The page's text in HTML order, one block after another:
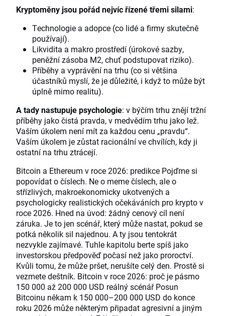
Kryptoměny jsou pořád nejvíc řízené třemi silami:
Technologie a adopce (co lidé a firmy skutečně
používají).
Likvidita a makro prostředí (úrokové sazby,
peněžní zásoba M2, chuť podstupovat riziko).
Příběhy a vyprávění na trhu (co si většina
účastníků myslí, že je důležité, i když to může být
úplně mimo realitu).
A tady nastupuje psychologie: v býčím trhu znějí tržní
příběhy jako čistá pravda, v medvědím trhu jako lež.
Vaším úkolem není mít za každou cenu „pravdu“.
Vaším úkolem je zůstat racionální ve chvílích, kdy ji
ostatní na trhu ztrácejí.
Bitcoin a Ethereum v roce 2026: predikce Pojďme si popovídat o číslech. Ne o meme číslech, ale o střízlivých, makroekonomicky ukotvených a psychologicky realistických očekáváních pro krypto v roce 2026. Hned na úvod: žádný cenový cíl není záruka. Je to jen scénář, který může nastat, pokud se potká několik sil najednou. A ty jsou tentokrát nezvykle zajímavé. Tuhle kapitolu berte spíš jako investorskou předpověď počasí než jako proroctví. Kvůli tomu, že může pršet, nerušíte celý den. Prostě si vezmete deštník. Bitcoin v roce 2026: proč je pásmo 150 000 až 200 000 USD reálný scénář Posun Bitcoinu někam k 150 000–200 000 USD do konce roku 2026 může některým připadat agresivní a jiným naopak konzervativní. Záleží na kontextu. Tento scénář nepotřebuje davovou euforii. Potřebuje sladění několika klíčových faktorů. Co by ho mohlo reálně přiblížit: 1. Silné akciové trhy často vytahují Bitcoin nahoru se zpožděním Bitcoin je čím dál víc navázaný na chuť investorů podstupovat riziko, hlavně v prostředí zvýšené likvidity. Pokud akcie zůstanou silné, nebo v průběhu příštího roku výrazněji ožijí, Bitcoin z toho často těží jako: rizikovější makro aktivum s vyšší citlivostí na trh, prvek diverzifikace v portfoliu, a stále častěji strategická složka portfolia přes ETF. Jakmile investoři začnou vnímat akcie jako „dostatečně bezpečné“, část kapitálu začne hledat možnost vyššího zhodnocení. Bitcoin tuto roli umí velmi dobře naplnit. 2. Slabší americký dolar mění pravidla hry Měkčí, slabší dolar historicky podporuje zejména: komodity, rozvíjející se trhy, a vzácná aktiva, která se obchodují globálně. Bitcoin do téhle skupiny dobře zapadá. Pokud fiskální tlak, zadlužení nebo rozhodnutí v oblasti hospodářské politiky stáhnou dolar níž, Bitcoin bude těžit. Opírá se o jednoduchou matematiku nabídky a poptávky. 3. Růst globální peněžní zásoby (M2) živí inflaci aktiv Likvidita je pro trhy něco jako kyslík. Pokud bude globální peněžní zásoba do roku 2026 dál růst, ať už přes snižování sazeb, stabilizaci bilancí centrálních bank nebo různé formy uvolňování podmínek, tvrdá aktiva mají tendenci přeceňovat se výš. Bitcoin opakovaně ukázal, že na změny likvidity reaguje velmi citlivě. 4. Uvolněnější Fed po Powellovi může hrát větší roli, než si investoři myslí Trhy nečekají na to, až se politika skutečně změní. Obchodují očekávání. Případný posun ve vedení Fedu směrem k růstu více nakloněnému, uvolněnějšímu nastavení, například v rámci administrativy podporované Donaldem Trumpem a ekonomů typu Kevina Hassetta, může posílit přesvědčení, že: finanční stres bude řešen podporou, agresivní utahování měnové politiky je politicky nákladné, a likvidita bude v případě problémů chráněna. Už samotná tahle víra dokáže vytlačit riziková aktiva výš. A Bitcoin v prostředí takového „Fed putu“ prosperuje. 5. Regulace jako podpora, ne hrozba Jasnější regulace v USA snižuje bariéry pro: penzijní fondy, investiční fondy, firmy, a konzervativnější správce majetku. Bitcoin pak začíná méně připomínat „rebelské“ aktivum a víc digitální nástroj pro makro expozici. Tenhle posun vnímání je důležitý. Shrnutí pro Bitcoin v roce 2026 Cenové pásmo 150 000–200 000 USD na konci roku je realistický scénář, pokud se likvidita uvolní, akciové trhy budou spolupracovat a regulace zůstane spíš podpůrná než restriktivní. Volatilita přitom bude prudká a propady ostré. Strukturální poptávka po Bitcoinu ale vypadá silnější než v předchozích cyklech. Ethereum v roce 2026: proč může být cílem 6 000 USD Příběh Etherea je podobný jako u Bitcoinu, ale v několika bodech se liší. Bitcoin je především o penězích a makru. Ethereum je o používání, infrastruktuře a vzácnosti, která vzniká aktivitou v síti. V druhé polovině cyklu (který začal v prosinci 2023) může Ethereum růst i rychleji než Bitcoin. Podobně to proběhlo v býčích cyklech v letech 2017 a 2021. Na tomhle rozdílu záleží. 1. Tokenizace je „domácí hřiště“ Etherea Tokenizace fondů, dluhopisů, privátních úvěrů a vypořádacích vrstev neprobíhá na řetězcích, které stojí jen na rozruchu. Děje se tam, kde: jsou vývojáři, instituce se cítí relativně komfortně, existují nástroje, infrastruktura a ekosystém. Ethereum z tohoto trendu těží přímo, i když si toho drobní investoři často moc nevšímají. Jde o jeden z nejdůležitějších kryptoměnových trendů roku 2026 a záměrně nepůsobí „okázale“. 2. On-chain aktivita posiluje efekt pálení poplatků Mechanismus pálení poplatků na Ethereu (EIP-1559) už není jen teorie na papíře. Když: roste objem transakcí v síti, přidává se aktivita v DeFi, tokenizace nabírá na objemu, růst nabídky ETH se zpomaluje, nebo se při vyšší aktivitě může krátkodobě otočit i do záporu. To není marketingový příběh, ale jednoduchá nabídka a poptávka. Pokud bude aktivita v roce 2026 zvýšená, Ethereum si tiše buduje tlak na vzácnost, ne přes titulky, ale přes počty. 3. Příliv kapitálu do ETF mění profil poptávky Ethereum ETF přidávají: strukturální poptávku, dlouhodobější držitele, méně „emocionální“ kapitál. Volatilitu to z trhu neodstraňuje, ale mění to skladbu investorů – kdo nakupuje a z jakého důvodu. Stabilnější příliv peněz spojený s omezenější nabídkou je silná kombinace. 4. Firmy začínají Ethereum postupně hromadit Jde o nenápadný, ale podstatný posun. Některé společnosti začínají Ethereum vnímat ne jen jako spekulativní aktivum, ale jako: expozici na infrastrukturu, dlouhodobou digitální komoditu, strategickou rezervu svázanou s aktivitou ve Web3. Jména typu BitMine naznačují změnu způsobu uvažování. Ne všichni se přidají, ale někdo musí být první. 5. Ethereum nepotřebuje mánii, aby přecenilo svou hodnotu Ethereum nepotřebuje nadšení davu drobných investorů, aby šlo s cenou výš. Potřebuje hlavně: trvale vysoké využívání sítě, komfort institucí, a čas. V takovém prostředí není hladina kolem 6 000 USD za ETH v roce 2026 agresivní scénář, ale spíš odraz střední úrovně adopce a stabilní poptávky. Psychologická kontrola reality (důležitější než cenové cíle) Tuhle část většina cenových predikcí úplně míjí. I kdyby se Bitcoin dostal na 180 000 USD a Ethereum na 6 000 USD, většina lidí z toho stejně nevytěží maximum. Proč? Protože: do krypta dají příliš velkou část majetku, v propadech panikaří, naskakují pozdě, nebo prodají moc brzy „pro jistotu“. Největší hrozbou pro vaše výnosy není trh, ale vaše reakce na něj. Na investování je lepší přemýšlet jako o sázení stromů, ne jako o losování čísel ve sportce. Zasadíte, staráte se a neděláte každý týden díru v zemi, abyste zkontrolovali, jestli už náhodou nevyrostly. Shrnutí vývoje Ethereum (ETH) a Bitcoinu (BTC) v roce 2026 Bitcoin ani Ethereum v roce 2026 nepotřebují zázrak. Potřebují: likviditu, která jen tak nezmizí, regulaci, která jim nebude házet klacky pod nohy, investory, kteří dokážou v klíčových momentech zůstat sedět na rukou. Když tyto podmínky vydrží, cenové cíle z tohoto textu nejsou žádné sny. Jsou to realistické scénáře v nedokonalém a volatilním světě. A když ty podmínky naopak nevydrží, neměl by to být konec světa. Díky tomu, že máte rozumně nastavenou velikost pozic a nepřepálili jste riziko, takovou situaci ustojíte. Takto uvažují lidé, kteří zůstávají v dlouhodobé hře. Proč má krypto v investičním světě své místo I když krypto úplně nemilujete, je čím dál těžší ho ignorovat: spotové bitcoinové ETF změnily pravidla hry, protože usnadnily vstup institucím i drobným investorům, tokenizace přesouvá reálná aktiva, jako akcie, dluhopisy, fondy nebo nemovitosti, na blockchain, regulace se postupně vyjasňuje, není dokonalá, ale trh už nepůsobí jako úplný divoký západ. Krypto se tak pomalu mění z „divného internetového experimentu“ v novou vrstvu globálních financí. A rok 2026 může být jedním z období, kdy se tahle proměna stane méně teoretickou a mnohem viditelnější v praxi. Takzvaný halvingový cyklus se v roce 2026 nemusí zopakovat V kryptu má většina investorů ráda „vzorce“ a halvingový cyklus Bitcoinu je ten nejznámější. Zjednodušeně to v minulosti vypadalo takto: přijde halving → vznikne rozruch → nastoupí býčí trh trh se přehřeje → přijde pád → delší medvědí období a pak se vše znovu opakuje U výhledu na rok 2026 je ale podstatná věc: halving může pořád hrát roli, ale makro prostředí ho může přebít. V roce 2026 totiž klidně můžeme vidět: rostoucí globální likviditu (M2 jde nahoru) možné snižování sazeb ze strany Fedu silný nebo minimálně odolný akciový trh stabilní příliv peněz do bitcoinových ETF, který vytváří trvalý nákupní tlak V takovém prostředí už nemusí platit jednoduché „v tomhle roce prostě musí přijít medvědí trh“. Není to jistota, ale rozhodně to není sci-fi. A právě ve chvíli, kdy je dav přesvědčený, že „to přece musí dopadnout jako vždycky“, mají trhy tendenci překvapit. Rok 2026 tak může svým charakterem připomínat spíš rok 2020 než rok 2022. Fed pravděpodobně bude snižovat úrokové sazby a do velké míry přehlížet riziko vyšší inflace, podpořený také americkou obchodní politikou a cly. Pokud se tenhle mix potvrdí, klasický halvingový scénář může dostat úplně jinou podobu. Krypto v roce 2026: návrat scénáře z roku 2020? Na první pohled zní srovnání roku 2026 s rokem 2020 zvláštně. Jiný svět, jiný trh, jiný rozsah a žádná pandemie. Když se ale odprostíte od titulků a podíváte se jen na chování kapitálu, podobnosti jsou překvapivě jasné. V obou obdobích vidíme podobný vzorec: nejdřív obrana, až potom větší chuť riskovat. Od bezpečných přístavů k rizikovým aktivům: známý rytmus V roce 2020 po covidovém propadu zaplavila trhy likvidita. Jenže peníze se nehrnuly rovnou do Bitcoinu. Nejdřív kapitál hledal bezpečí: zlato vystřelilo zhruba z 1 450 USD na více než 2 070 USD, stříbro vyskočilo z přibližně 12 USD k téměř 30 USD. Teprve potom začal přesun do rizikovějších aktiv. Bitcoin několik měsíců přešlapoval do strany v pásmu 9 000–12 000 USD a frustroval jak býky, tak medvědy. Na první pohled to byla nuda. Zpětně to ale vypadá jako fáze akumulace. Pak se přepínač překlopil. Od konce roku 2020 do roku 2021 se Bitcoin zhruba z 12 000 USD vyšplhal až k 65 000 USD.